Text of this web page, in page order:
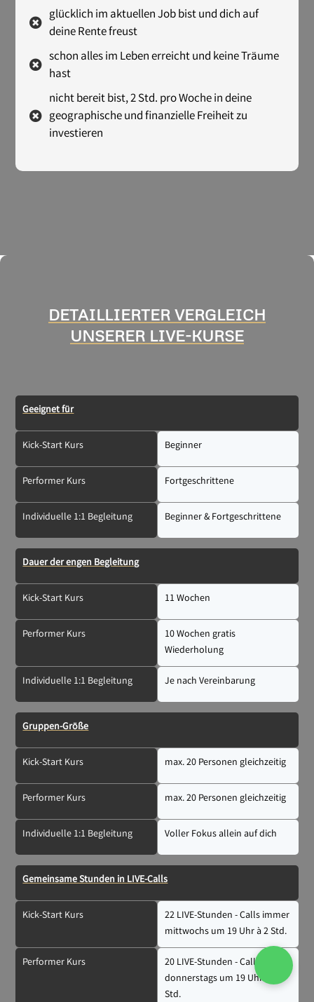
glücklich im aktuellen Job bist und dich auf
deine Rente freust
schon alles im Leben erreicht und keine Träume
hast
nicht bereit bist, 2 Std. pro Woche in deine
geographische und finanzielle Freiheit zu
investieren
DETAILLIERTER VERGLEICH
UNSERER LIVE-KURSE
Kick-Start Kurs
Performer Kurs
Individuelle 1:1 Begleitung
Geeignet für
Beginner
Fortgeschrittene
Beginner & Fortgeschrittene
Kick-Start Kurs
Performer Kurs
Individuelle 1:1 Begleitung
Dauer der engen Begleitung
11 Wochen
10 Wochen gratis
Wiederholung
Je nach Vereinbarung
Kick-Start Kurs
Performer Kurs
Individuelle 1:1 Begleitung
Gruppen-Größe
max. 20 Personen gleichzeitig
max. 20 Personen gleichzeitig
Voller Fokus allein auf dich
Kick-Start Kurs
Performer Kurs
Gemeinsame Stunden in LIVE-Calls
22 LIVE-Stunden - Calls immer
mittwochs um 19 Uhr à 2 Std.
20 LIVE-Stunden - Calls immer
donnerstags um 19 Uhr à 2
Std.